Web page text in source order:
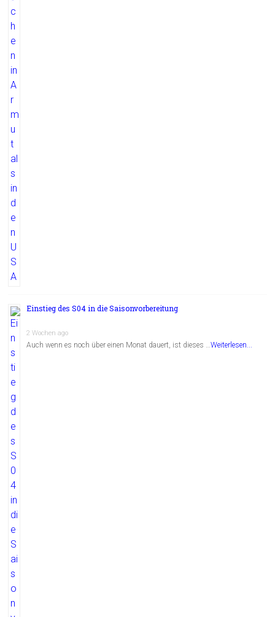
Einstieg des S04 in die Saisonvorbereitung
2 Wochen ago
Auch wenn es noch über einen Monat dauert, ist dieses …Weiterlesen...